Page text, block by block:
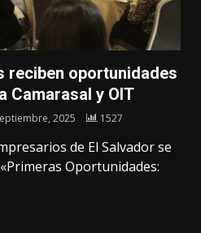
reciben oportunidades
Camarasal y OIT
2025 1527
de El Salvador se
Oportunidades: